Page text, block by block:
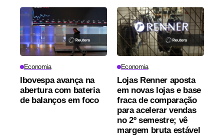
Economia
Ibovespa avança na
abertura com bateria
de balanços em foco
Economia
Lojas Renner aposta
em novas lojas e base
fraca de comparação
para acelerar vendas
no 2º semestre; vê
margem bruta estável